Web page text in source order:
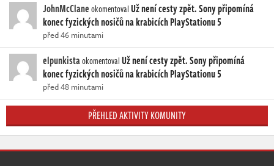
JohnMcClaneokomentovalUž není cesty zpět. Sony připomíná
konec fyzických nosičů na krabicích PlayStationu 5
před 46 minutami
elpunkistaokomentovalUž není cesty zpět. Sony připomíná
konec fyzických nosičů na krabicích PlayStationu 5
před 48 minutami
PŘEHLED AKTIVITY KOMUNITY